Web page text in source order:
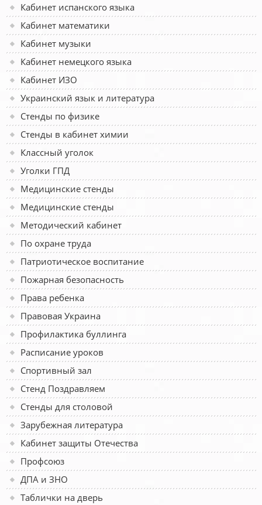
Кабинет испанского языка
Кабинет математики
Кабинет музыки
Кабинет немецкого языка
Кабинет ИЗО
Украинский язык и литература
Стенды по физике
Стенды в кабинет химии
Классный уголок
Уголки ГПД
Медицинские стенды
Медицинские стенды
Методический кабинет
По охране труда
Патриотическое воспитание
Пожарная безопасность
Права ребенка
Правовая Украина
Профилактика буллинга
Расписание уроков
Спортивный зал
Стенд Поздравляем
Стенды для столовой
Зарубежная литература
Кабинет защиты Отечества
Профсоюз
ДПА и ЗНО
Таблички на дверь